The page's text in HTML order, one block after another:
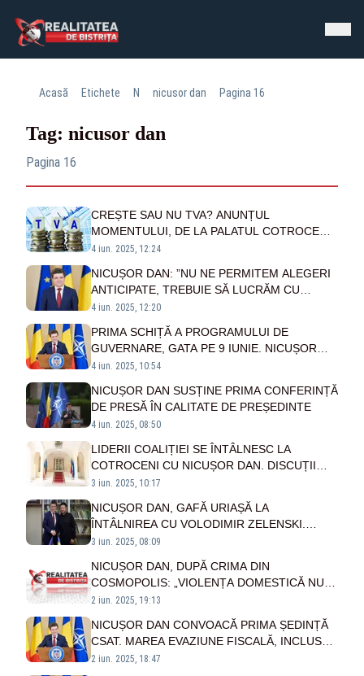
Acasă Etichete N nicusor dan Pagina 16
Tag: nicusor dan
Pagina 16
CREȘTE SAU NU TVA? ANUNȚUL
MOMENTULUI, DE LA PALATUL COTROCENI:
CE SPUNE NICUȘOR DAN
4 iun. 2025, 12:24
NICUȘOR DAN: ”NU NE PERMITEM ALEGERI
ANTICIPATE, TREBUIE SĂ LUCRĂM CU
PARLAMENTUL AȘA CUM A FOST VOTAT DE
4 iun. 2025, 12:20
PRIMA SCHIȚĂ A PROGRAMULUI DE
GUVERNARE, GATA PE 9 IUNIE. NICUȘOR
DAN: DE AICI VOR ÎNCEPE DISCUȚIILE PE
4 iun. 2025, 10:54
NICUȘOR DAN SUSȚINE PRIMA CONFERINȚĂ
DE PRESĂ ÎN CALITATE DE PREȘEDINTE
4 iun. 2025, 08:50
LIDERII COALIȚIEI SE ÎNTÂLNESC LA
COTROCENI CU NICUȘOR DAN. DISCUȚII
CRUCIALE PE MĂSURILE DE AUSTERITATE
3 iun. 2025, 10:17
NICUȘOR DAN, GAFĂ URIAȘĂ LA
ÎNTÂLNIREA CU VOLODIMIR ZELENSKI.
LIDERUL UCRAINEAN A FOST CEL CARE I-A
3 iun. 2025, 08:09
NICUȘOR DAN, DUPĂ CRIMA DIN
COSMOPOLIS: „VIOLENȚA DOMESTICĂ NU
ESTE TOLERATĂ DE STATUL ROMÂN”
2 iun. 2025, 19:13
NICUȘOR DAN CONVOACĂ PRIMA ȘEDINȚĂ
CSAT. MAREA EVAZIUNE FISCALĂ, INCLUSĂ
ÎN STRATEGIA DE APĂRARE
2 iun. 2025, 18:47